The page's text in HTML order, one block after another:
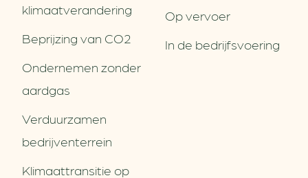
klimaatverandering
Beprijzing van CO2
Ondernemen zonder
aardgas
Verduurzamen
bedrijventerrein
Klimaattransitie op
Op vervoer
In de bedrijfsvoering